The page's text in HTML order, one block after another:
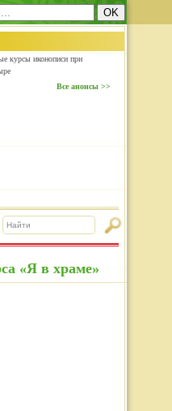
курсы иконописи при
Все анонсы >>
«Я в храме»